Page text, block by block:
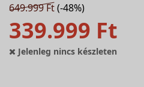
649.999 Ft(-48%)
339.999 Ft
Jelenleg nincs készleten